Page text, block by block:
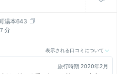
湯本643
分
表示される口コミについて
旅行時期 2020年2月